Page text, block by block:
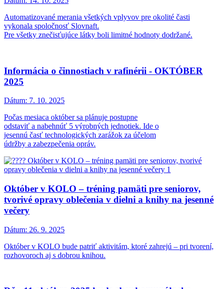
Automatizované merania všetkých vplyvov pre okolité časti
vykonala spoločnosť Slovnaft.
Pre všetky znečisťujúce látky boli limitné hodnoty dodržané.
Informácia o činnostiach v rafinérii - OKTÓBER
2025
Dátum: 7. 10. 2025
Počas mesiaca október sa plánuje postupne
odstaviť a nabehnúť 5 výrobných jednotiek. Ide o
jesennú časť technologických zarážok za účelom
údržby a zabezpečenia opráv.
Október v KOLO – tréning pamäti pre seniorov,
tvorivé opravy oblečenia v dielni a knihy na jesenné
večery
Dátum: 26. 9. 2025
Október v KOLO bude patriť aktivitám, ktoré zahrejú – pri tvorení,
rozhovoroch aj s dobrou knihou.